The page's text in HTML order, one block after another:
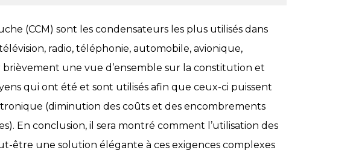
(CCM) sont les condensateurs les plus utilisés dans
radio, téléphonie, automobile, avionique,
une vue d’ensemble sur la constitution et
qui ont été et sont utilisés afin que ceux-ci puissent
(diminution des coûts et des encombrements
En conclusion, il sera montré comment l’utilisation des
être une solution élégante à ces exigences complexes